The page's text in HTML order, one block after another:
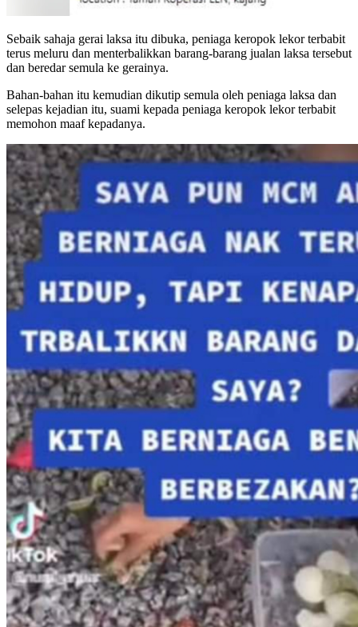
Sebaik sahaja gerai laksa itu dibuka, peniaga keropok lekor terbabit
terus meluru dan menterbalikkan barang-barang jualan laksa tersebut
dan beredar semula ke gerainya.
Bahan-bahan itu kemudian dikutip semula oleh peniaga laksa dan
selepas kejadian itu, suami kepada peniaga keropok lekor terbabit
memohon maaf kepadanya.